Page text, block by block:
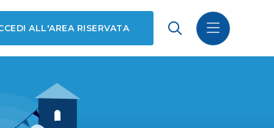
ALL'AREA RISERVATA